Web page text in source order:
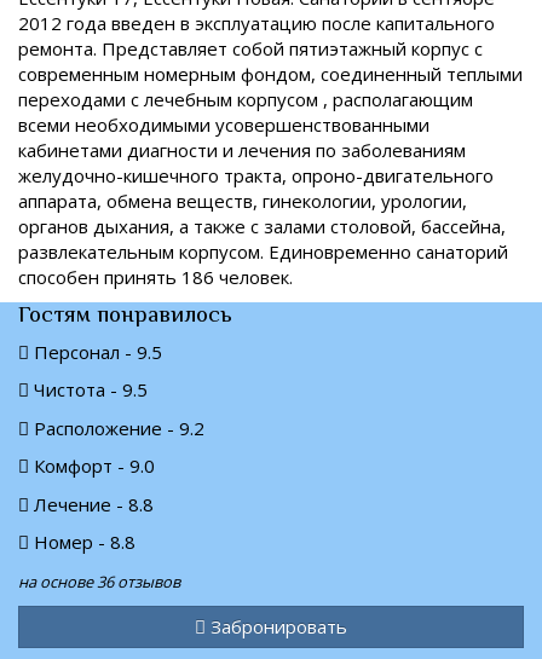
2012 года введен в эксплуатацию после капитального
ремонта. Представляет собой пятиэтажный корпус с
современным номерным фондом, соединенный теплыми
переходами с лечебным корпусом , располагающим
всеми необходимыми усовершенствованными
кабинетами диагности и лечения по заболеваниям
желудочно-кишечного тракта, опроно-двигательного
аппарата, обмена веществ, гинекологии, урологии,
органов дыхания, а также с залами столовой, бассейна,
развлекательным корпусом. Единовременно санаторий
способен принять 186 человек.
Гостям понравилось
Персонал - 9.5
Чистота - 9.5
Расположение - 9.2
Комфорт - 9.0
Лечение - 8.8
Номер - 8.8
на основе 36 отзывов
Забронировать